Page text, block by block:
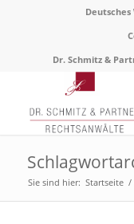
Dr. Schmitz &
Sie sind hier: Startseite /